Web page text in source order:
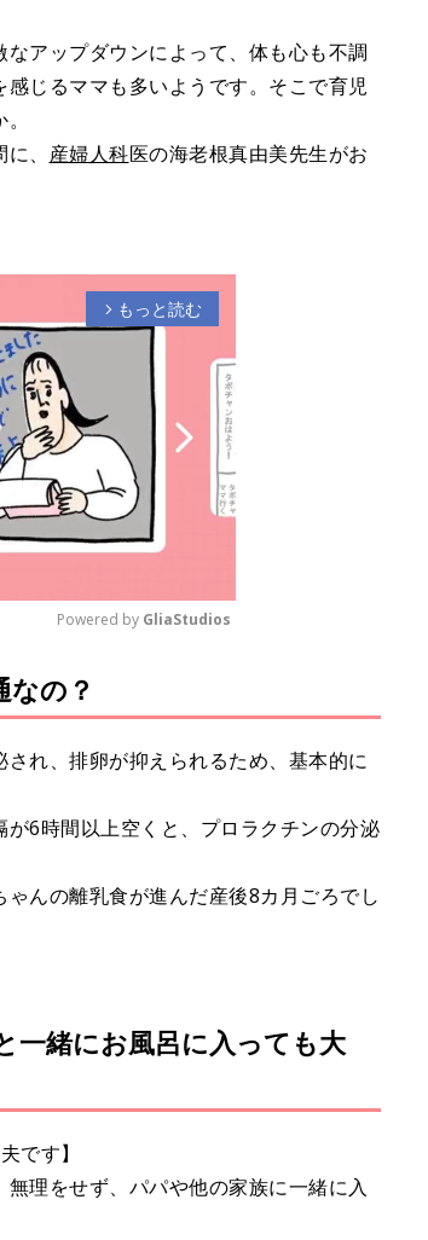
アップダウンによって、体も心も不調
じるママも多いようです。そこで育児
、 産婦人科医の海老根真由美先生がお
arrow_forward_ios もっと読む
u
t
Powered by GliaStudios
の？
れ、排卵が抑えられるため、基本的に
が6時間以上空くと、プロラクチンの分泌
んの離乳食が進んだ産後8カ月ごろでし
一緒にお風呂に入っても大
です】
理をせず、パパや他の家族に一緒に入